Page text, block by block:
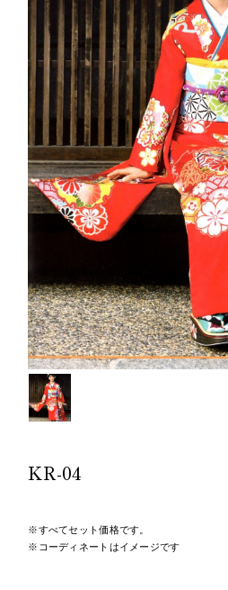
KR-04
すべてセット価格です。
コーディネートはイメージです